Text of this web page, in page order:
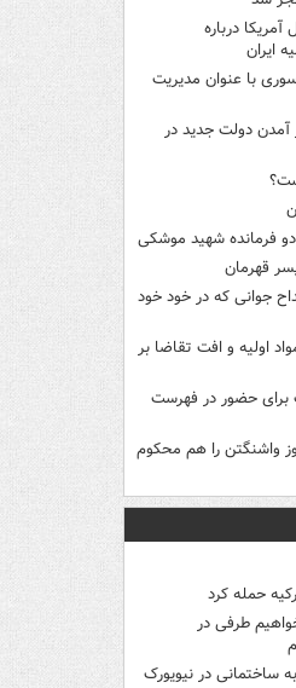
درباره
ایران
با عنوان مدیریت
آمدن دولت جدید در
فرمانده شهید موشکی
قهرمان
جوانی که در خود خود
اولیه و افت تقاضا بر
برای حضور در فهرست
واشنگتن را هم محکوم
حمله کرد
طرفی در
ساختمانی در نیویورک